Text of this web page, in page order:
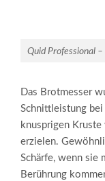
Quid Professional
Das Brotmesser
Schnittleistung
knusprigen
erzielen.
Schärfe, wenn sie
Berührung